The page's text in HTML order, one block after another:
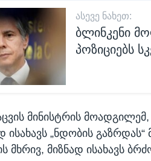
ᲐᲡᲔᲕᲔ ᲜᲐᲮᲔᲗ:
ბლინკენი
პოზიციებს
მინისტრის
ისახავს „ნდობის
მხრივ, მიზნად ისახავს